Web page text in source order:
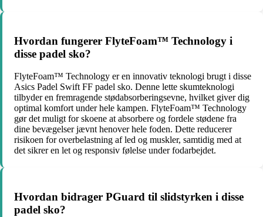
Hvordan fungerer FlyteFoam™ Technology i
disse padel sko?
FlyteFoam™ Technology er en innovativ teknologi brugt i disse
Asics Padel Swift FF padel sko. Denne lette skumteknologi
tilbyder en fremragende stødabsorberingsevne, hvilket giver dig
optimal komfort under hele kampen. FlyteFoam™ Technology
gør det muligt for skoene at absorbere og fordele stødene fra
dine bevægelser jævnt henover hele foden. Dette reducerer
risikoen for overbelastning af led og muskler, samtidig med at
det sikrer en let og responsiv følelse under fodarbejdet.
Hvordan bidrager PGuard til slidstyrken i disse
padel sko?